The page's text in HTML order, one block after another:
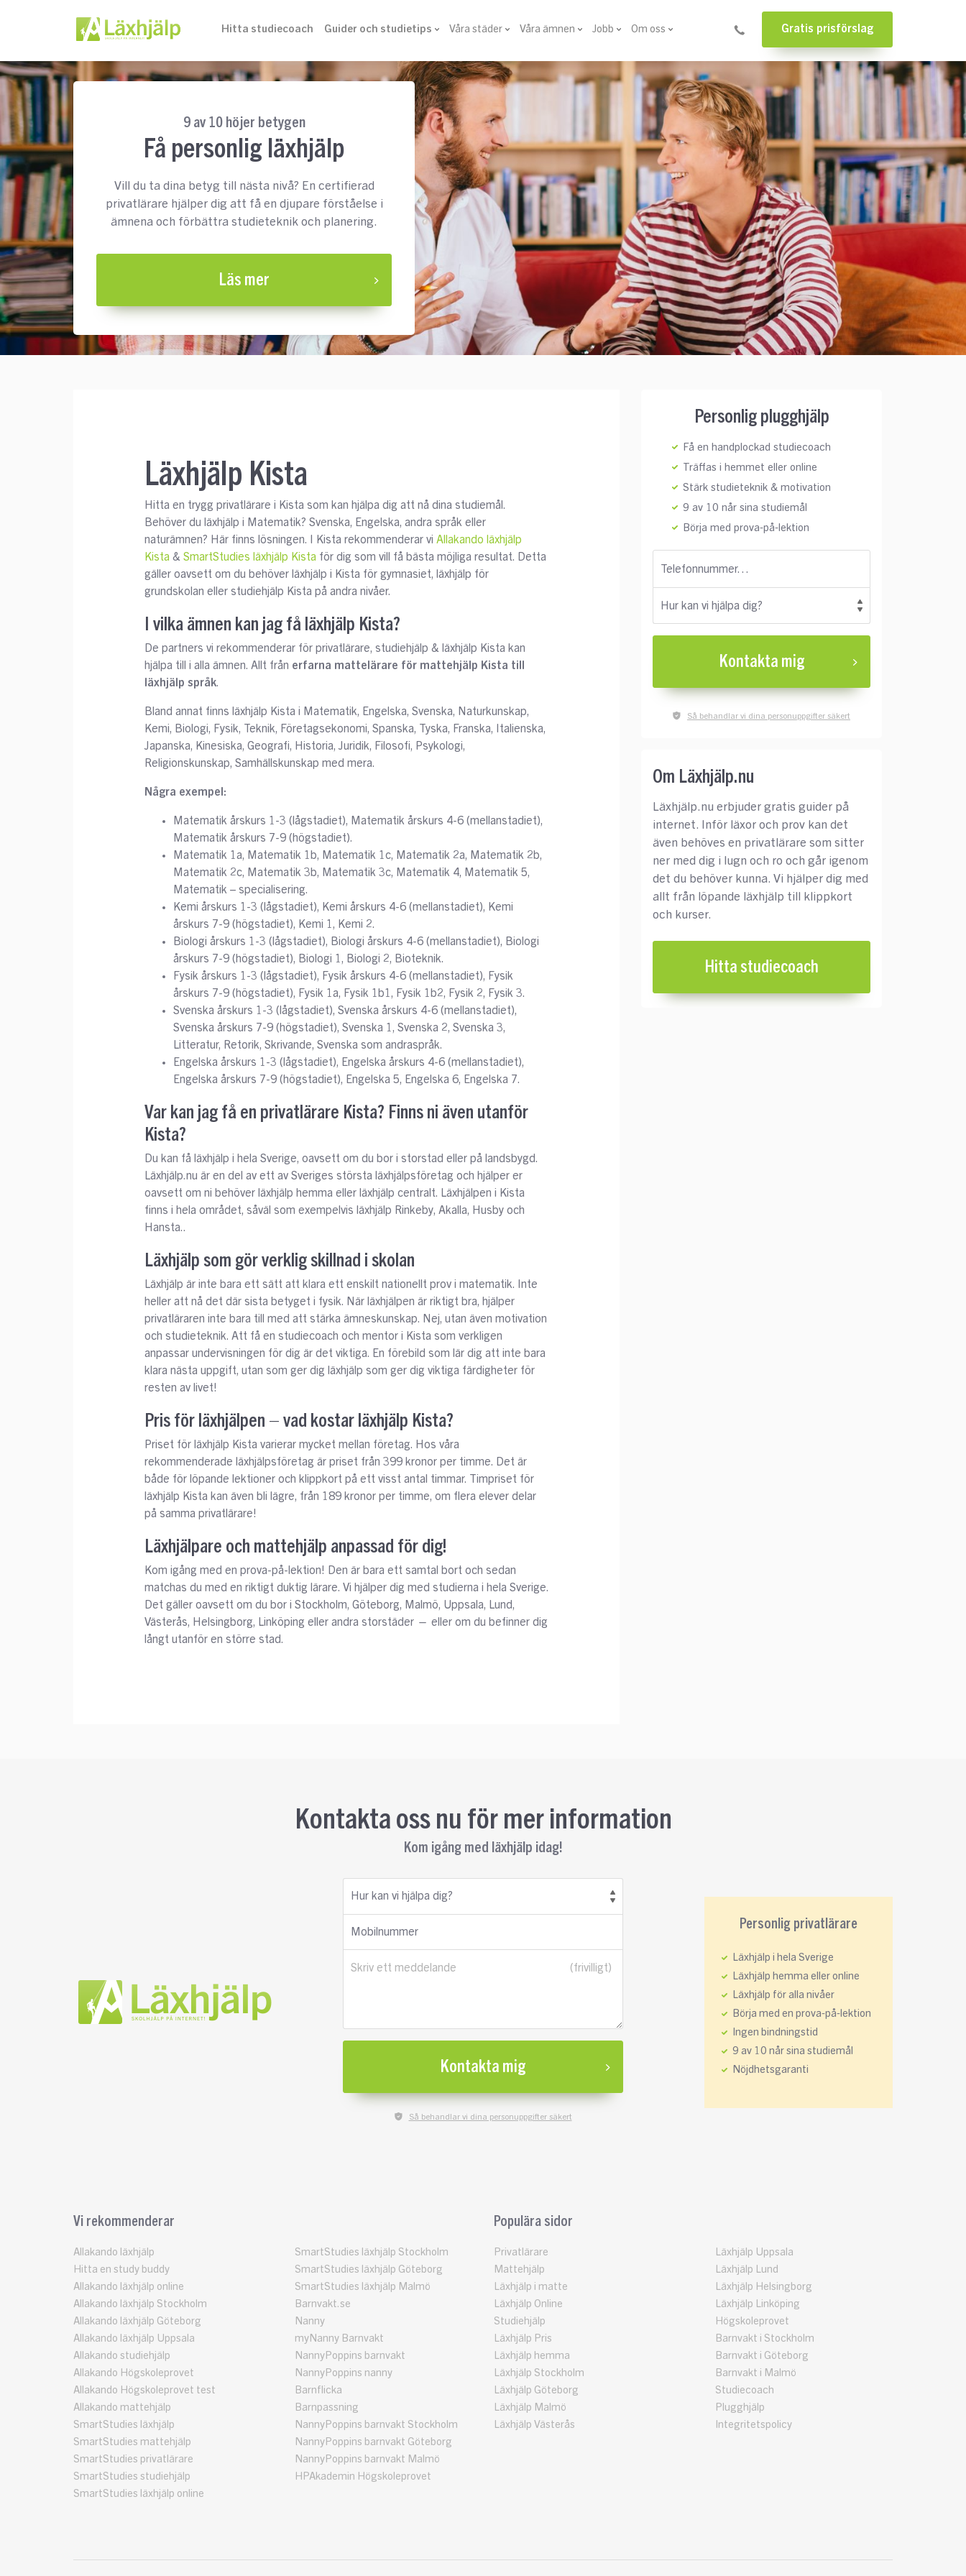
Hitta studiecoach Guider och studietips Våra städer Våra ämnen Jobb Om oss Gratis prisförslag
9 av 10 höjer betygen
Få personlig läxhjälp
Vill du ta dina betyg till nästa nivå? En certifierad
privatlärare hjälper dig att få en djupare förståelse i
ämnena och förbättra studieteknik och planering.
Läs mer
Läxhjälp Kista
Hitta en trygg privatlärare i Kista som kan hjälpa dig att nå dina studiemål.
Behöver du läxhjälp i Matematik? Svenska, Engelska, andra språk eller
naturämnen? Här finns lösningen. I Kista rekommenderar vi Allakando läxhjälp
Kista & SmartStudies läxhjälp Kista för dig som vill få bästa möjliga resultat. Detta
gäller oavsett om du behöver läxhjälp i Kista för gymnasiet, läxhjälp för
grundskolan eller studiehjälp Kista på andra nivåer.
I vilka ämnen kan jag få läxhjälp Kista?
De partners vi rekommenderar för privatlärare, studiehjälp & läxhjälp Kista kan
hjälpa till i alla ämnen. Allt från erfarna mattelärare för mattehjälp Kista till
läxhjälp språk.
Bland annat finns läxhjälp Kista i Matematik, Engelska, Svenska, Naturkunskap,
Kemi, Biologi, Fysik, Teknik, Företagsekonomi, Spanska, Tyska, Franska, Italienska,
Japanska, Kinesiska, Geografi, Historia, Juridik, Filosofi, Psykologi,
Religionskunskap, Samhällskunskap med mera.
Några exempel:
Matematik årskurs 1-3 (lågstadiet), Matematik årskurs 4-6 (mellanstadiet),
Matematik årskurs 7-9 (högstadiet).
Matematik 1a, Matematik 1b, Matematik 1c, Matematik 2a, Matematik 2b,
Matematik 2c, Matematik 3b, Matematik 3c, Matematik 4, Matematik 5,
Matematik – specialisering.
Kemi årskurs 1-3 (lågstadiet), Kemi årskurs 4-6 (mellanstadiet), Kemi
årskurs 7-9 (högstadiet), Kemi 1, Kemi 2.
Biologi årskurs 1-3 (lågstadiet), Biologi årskurs 4-6 (mellanstadiet), Biologi
årskurs 7-9 (högstadiet), Biologi 1, Biologi 2, Bioteknik.
Fysik årskurs 1-3 (lågstadiet), Fysik årskurs 4-6 (mellanstadiet), Fysik
årskurs 7-9 (högstadiet), Fysik 1a, Fysik 1b1, Fysik 1b2, Fysik 2, Fysik 3.
Svenska årskurs 1-3 (lågstadiet), Svenska årskurs 4-6 (mellanstadiet),
Svenska årskurs 7-9 (högstadiet), Svenska 1, Svenska 2, Svenska 3,
Litteratur, Retorik, Skrivande, Svenska som andraspråk.
Engelska årskurs 1-3 (lågstadiet), Engelska årskurs 4-6 (mellanstadiet),
Engelska årskurs 7-9 (högstadiet), Engelska 5, Engelska 6, Engelska 7.
Var kan jag få en privatlärare Kista? Finns ni även utanför
Kista?
Du kan få läxhjälp i hela Sverige, oavsett om du bor i storstad eller på landsbygd.
Läxhjälp.nu är en del av ett av Sveriges största läxhjälpsföretag och hjälper er
oavsett om ni behöver läxhjälp hemma eller läxhjälp centralt. Läxhjälpen i Kista
finns i hela området, såväl som exempelvis läxhjälp Rinkeby, Akalla, Husby och
Hansta..
Läxhjälp som gör verklig skillnad i skolan
Läxhjälp är inte bara ett sätt att klara ett enskilt nationellt prov i matematik. Inte
heller att nå det där sista betyget i fysik. När läxhjälpen är riktigt bra, hjälper
privatläraren inte bara till med att stärka ämneskunskap. Nej, utan även motivation
och studieteknik. Att få en studiecoach och mentor i Kista som verkligen
anpassar undervisningen för dig är det viktiga. En förebild som lär dig att inte bara
klara nästa uppgift, utan som ger dig läxhjälp som ger dig viktiga färdigheter för
resten av livet!
Pris för läxhjälpen – vad kostar läxhjälp Kista?
Priset för läxhjälp Kista varierar mycket mellan företag. Hos våra
rekommenderade läxhjälpsföretag är priset från 399 kronor per timme. Det är
både för löpande lektioner och klippkort på ett visst antal timmar. Timpriset för
läxhjälp Kista kan även bli lägre, från 189 kronor per timme, om flera elever delar
på samma privatlärare!
Läxhjälpare och mattehjälp anpassad för dig!
Kom igång med en prova-på-lektion! Den är bara ett samtal bort och sedan
matchas du med en riktigt duktig lärare. Vi hjälper dig med studierna i hela Sverige.
Det gäller oavsett om du bor i Stockholm, Göteborg, Malmö, Uppsala, Lund,
Västerås, Helsingborg, Linköping eller andra storstäder — eller om du befinner dig
långt utanför en större stad.
Personlig plugghjälp
Få en handplockad studiecoach
Träffas i hemmet eller online
Stärk studieteknik & motivation
9 av 10 når sina studiemål
Börja med prova-på-lektion
Telefonnummer…
Hur kan vi hjälpa dig?
Kontakta mig
Så behandlar vi dina personuppgifter säkert
Om Läxhjälp.nu
Läxhjälp.nu erbjuder gratis guider på
internet. Inför läxor och prov kan det
även behöves en privatlärare som sitter
ner med dig i lugn och ro och går igenom
det du behöver kunna. Vi hjälper dig med
allt från löpande läxhjälp till klippkort
och kurser.
Hitta studiecoach
Kontakta oss nu för mer information
Kom igång med läxhjälp idag!
Hur kan vi hjälpa dig?
Mobilnummer
Skriv ett meddelande
Kontakta mig
Så behandlar vi dina personuppgifter säkert
Personlig privatlärare
Läxhjälp i hela Sverige
Läxhjälp hemma eller online
Läxhjälp för alla nivåer
Börja med en prova-på-lektion
Ingen bindningstid
9 av 10 når sina studiemål
Nöjdhetsgaranti
Vi rekommenderar
Allakando läxhjälp
Hitta en study buddy
Allakando läxhjälp online
Allakando läxhjälp Stockholm
Allakando läxhjälp Göteborg
Allakando läxhjälp Uppsala
Allakando studiehjälp
Allakando Högskoleprovet
Allakando Högskoleprovet test
Allakando mattehjälp
SmartStudies läxhjälp
SmartStudies mattehjälp
SmartStudies privatlärare
SmartStudies studiehjälp
SmartStudies läxhjälp online
SmartStudies läxhjälp Stockholm
SmartStudies läxhjälp Göteborg
SmartStudies läxhjälp Malmö
Barnvakt.se
Nanny
myNanny Barnvakt
NannyPoppins barnvakt
NannyPoppins nanny
Barnflicka
Barnpassning
NannyPoppins barnvakt Stockholm
NannyPoppins barnvakt Göteborg
NannyPoppins barnvakt Malmö
HPAkademin Högskoleprovet
Populära sidor
Privatlärare
Mattehjälp
Läxhjälp i matte
Läxhjälp Online
Studiehjälp
Läxhjälp Pris
Läxhjälp hemma
Läxhjälp Stockholm
Läxhjälp Göteborg
Läxhjälp Malmö
Läxhjälp Västerås
Läxhjälp Uppsala
Läxhjälp Lund
Läxhjälp Helsingborg
Läxhjälp Linköping
Högskoleprovet
Barnvakt i Stockholm
Barnvakt i Göteborg
Barnvakt i Malmö
Studiecoach
Plugghjälp
Integritetspolicy